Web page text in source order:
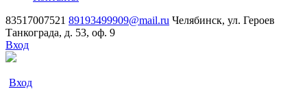
83517007521 89193499909@mail.ru Челябинск, ул. Героев
Танкограда, д. 53, оф. 9
Вход
Вход